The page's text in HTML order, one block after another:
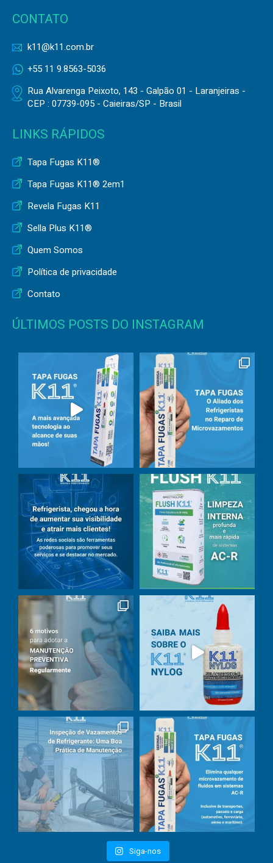
CONTATO
k11@k11.com.br
+55 11 9.8563-5036
Rua Alvarenga Peixoto, 143 - Galpão 01 - Laranjeiras -
CEP : 07739-095 - Caieiras/SP - Brasil
LINKS RÁPIDOS
Tapa Fugas K11®
Tapa Fugas K11® 2em1
Revela Fugas K11
Sella Plus K11®
Quem Somos
Política de privacidade
Contato
ÚLTIMOS POSTS DO INSTAGRAM
Siga-nos